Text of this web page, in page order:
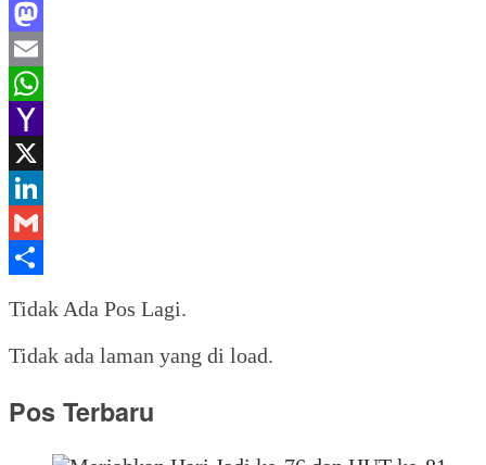
Facebook
Mastodon
Email
WhatsApp
Yahoo
Mail
X
LinkedIn
Gmail
Tidak Ada Pos Lagi.
Tidak ada laman yang di load.
Pos Terbaru